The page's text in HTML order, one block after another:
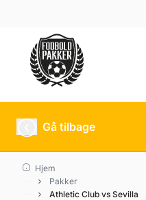
Athletic
Gå tilbage
Hjem
Pakker
Athletic Club vs Sevilla